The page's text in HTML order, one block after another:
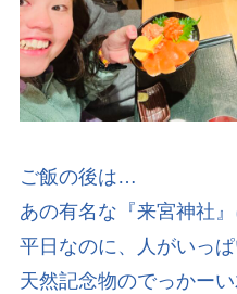
ご飯の後は…
あの有名な『来宮神社
平日なのに、人がいっぱ
天然記念物のでっかー